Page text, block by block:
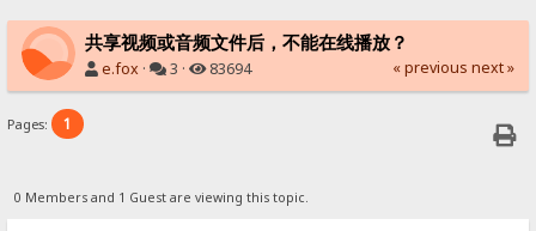
共享视频或音频文件后，不能在线播放？
e.fox · 3 · 83694 « previous next »
Pages: 1
0 Members and 1 Guest are viewing this topic.